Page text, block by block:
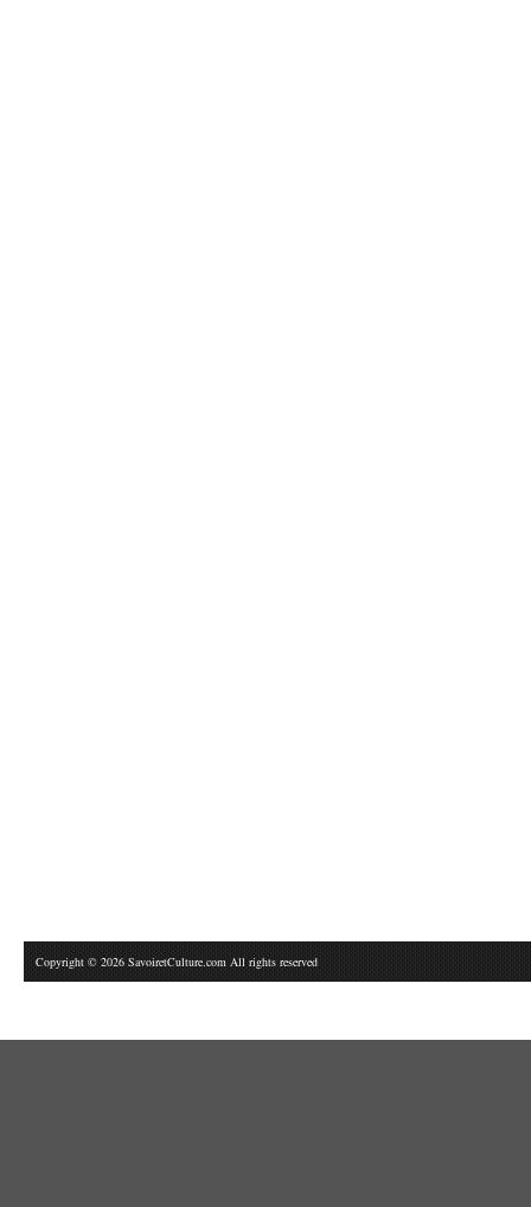
Copyright © 2026 SavoiretCulture.com All rights reserved